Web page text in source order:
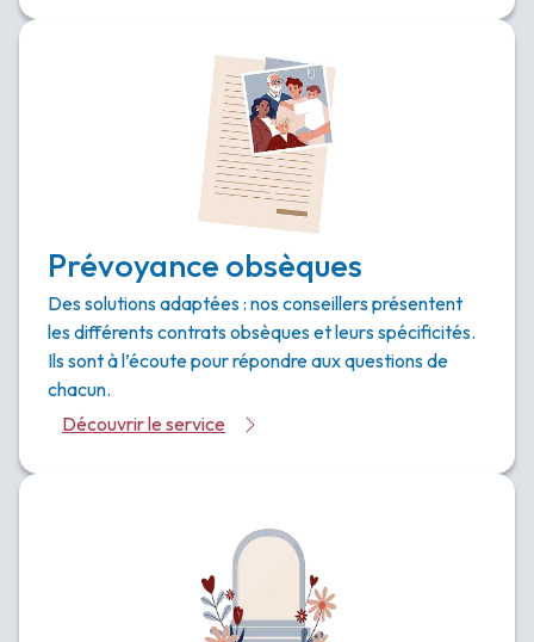
Prévoyance obsèques
Des solutions adaptées : nos conseillers présentent
les différents contrats obsèques et leurs spécificités.
Ils sont à l’écoute pour répondre aux questions de
chacun.
Découvrir le service